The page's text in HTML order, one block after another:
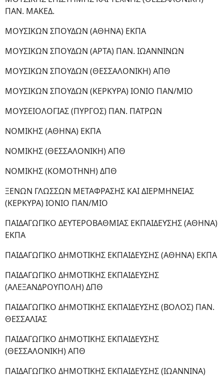
ΠΑΝ. ΜΑΚΕΔ.
ΜΟΥΣΙΚΩΝ ΣΠΟΥΔΩΝ (ΑΘΗΝΑ) ΕΚΠΑ
ΜΟΥΣΙΚΩΝ ΣΠΟΥΔΩΝ (ΑΡΤΑ) ΠΑΝ. ΙΩΑΝΝΙΝΩΝ
ΜΟΥΣΙΚΩΝ ΣΠΟΥΔΩΝ (ΘΕΣΣΑΛΟΝΙΚΗ) ΑΠΘ
ΜΟΥΣΙΚΩΝ ΣΠΟΥΔΩΝ (ΚΕΡΚΥΡΑ) ΙΟΝΙΟ ΠΑΝ/ΜΙΟ
ΜΟΥΣΕΙΟΛΟΓΙΑΣ (ΠΥΡΓΟΣ) ΠΑΝ. ΠΑΤΡΩΝ
ΝΟΜΙΚΗΣ (ΑΘΗΝΑ) ΕΚΠΑ
ΝΟΜΙΚΗΣ (ΘΕΣΣΑΛΟΝΙΚΗ) ΑΠΘ
ΝΟΜΙΚΗΣ (ΚΟΜΟΤΗΝΗ) ΔΠΘ
ΞΕΝΩΝ ΓΛΩΣΣΩΝ ΜΕΤΑΦΡΑΣΗΣ ΚΑΙ ΔΙΕΡΜΗΝΕΙΑΣ
(ΚΕΡΚΥΡΑ) ΙΟΝΙΟ ΠΑΝ/ΜΙΟ
ΠΑΙΔΑΓΩΓΙΚΟ ΔΕΥΤΕΡΟΒΑΘΜΙΑΣ ΕΚΠΑΙΔΕΥΣΗΣ (ΑΘΗΝΑ)
ΕΚΠΑ
ΠΑΙΔΑΓΩΓΙΚΟ ΔΗΜΟΤΙΚΗΣ ΕΚΠΑΙΔΕΥΣΗΣ (ΑΘΗΝΑ) ΕΚΠΑ
ΠΑΙΔΑΓΩΓΙΚΟ ΔΗΜΟΤΙΚΗΣ ΕΚΠΑΙΔΕΥΣΗΣ
(ΑΛΕΞΑΝΔΡΟΥΠΟΛΗ) ΔΠΘ
ΠΑΙΔΑΓΩΓΙΚΟ ΔΗΜΟΤΙΚΗΣ ΕΚΠΑΙΔΕΥΣΗΣ (ΒΟΛΟΣ) ΠΑΝ.
ΘΕΣΣΑΛΙΑΣ
ΠΑΙΔΑΓΩΓΙΚΟ ΔΗΜΟΤΙΚΗΣ ΕΚΠΑΙΔΕΥΣΗΣ
(ΘΕΣΣΑΛΟΝΙΚΗ) ΑΠΘ
ΠΑΙΔΑΓΩΓΙΚΟ ΔΗΜΟΤΙΚΗΣ ΕΚΠΑΙΔΕΥΣΗΣ (ΙΩΑΝΝΙΝΑ)